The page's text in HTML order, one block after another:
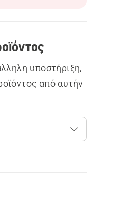
υποστήριξη,
από αυτήν